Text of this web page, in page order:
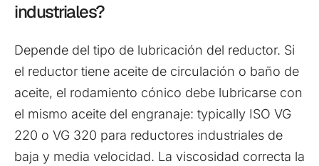
industriales?
Depende del tipo de lubricación del reductor. Si
el reductor tiene aceite de circulación o baño de
aceite, el rodamiento cónico debe lubricarse con
el mismo aceite del engranaje: typically ISO VG
220 o VG 320 para reductores industriales de
baja y media velocidad. La viscosidad correcta la